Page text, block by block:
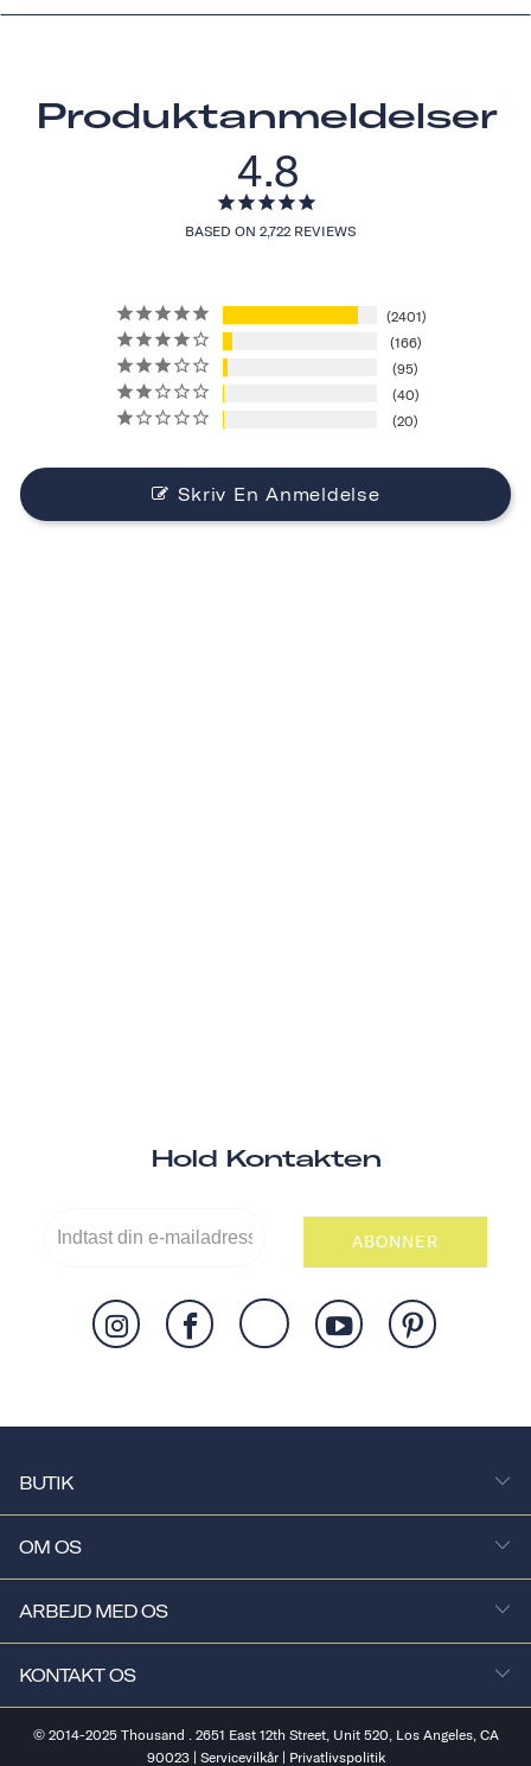
Produktanmeldelser
4.8
BASED ON 2,722 REVIEWS
2401
166
95
40
20
Skriv En Anmeldelse
Hold Kontakten
ABONNER
BUTIK
OM OS
ARBEJD MED OS
KONTAKT OS
© 2014-2025 Thousand . 2651 East 12th Street, Unit 520, Los Angeles, CA
90023 | Servicevilkår| Privatlivspolitik